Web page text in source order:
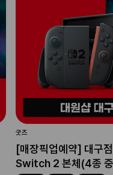
굿즈
[매장픽업예약] 대구
Switch 2 본체(4종